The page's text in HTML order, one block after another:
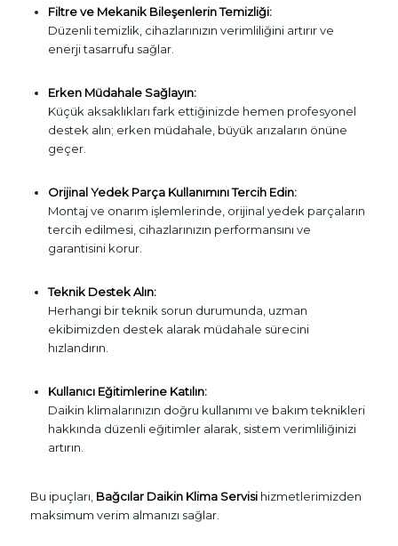
Filtre ve Mekanik Bileşenlerin Temizliği:
Düzenli temizlik, cihazlarınızın verimliliğini artırır ve
enerji tasarrufu sağlar.
Erken Müdahale Sağlayın:
Küçük aksaklıkları fark ettiğinizde hemen profesyonel
destek alın; erken müdahale, büyük arızaların önüne
geçer.
Orijinal Yedek Parça Kullanımını Tercih Edin:
Montaj ve onarım işlemlerinde, orijinal yedek parçaların
tercih edilmesi, cihazlarınızın performansını ve
garantisini korur.
Teknik Destek Alın:
Herhangi bir teknik sorun durumunda, uzman
ekibimizden destek alarak müdahale sürecini
hızlandırın.
Kullanıcı Eğitimlerine Katılın:
Daikin klimalarınızın doğru kullanımı ve bakım teknikleri
hakkında düzenli eğitimler alarak, sistem verimliliğinizi
artırın.
Bu ipuçları, Bağcılar Daikin Klima Servisihizmetlerimizden
maksimum verim almanızı sağlar.